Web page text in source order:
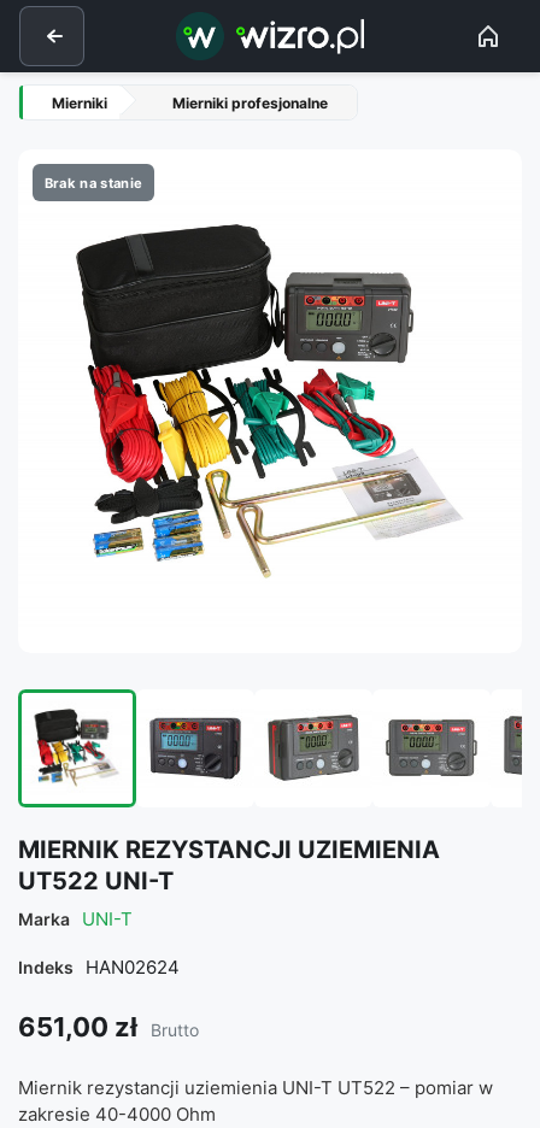
Mierniki Mierniki profesjonalne
Brak na stanie
MIERNIK REZYSTANCJI UZIEMIENIA
UT522 UNI-T
Marka UNI-T
Indeks HAN02624
651,00 zł Brutto
Miernik rezystancji uziemienia UNI-T UT522 – pomiar w
zakresie 40-4000 Ohm